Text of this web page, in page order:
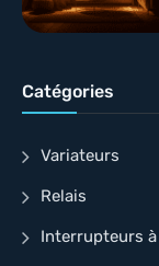
Catégories
Variateurs
Relais
Interrupteurs